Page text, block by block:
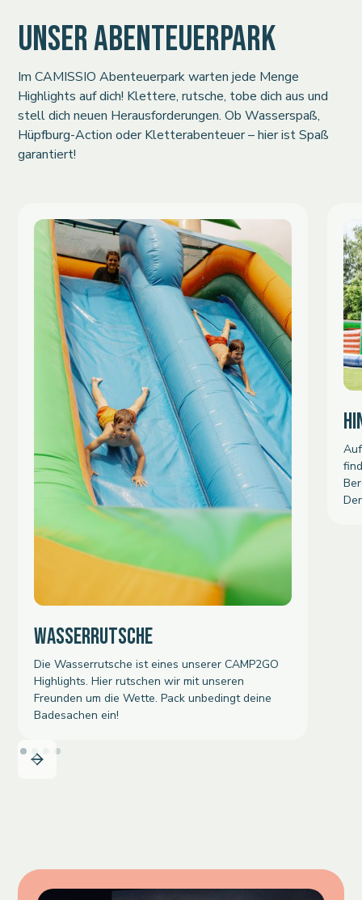
UNSER ABENTEUERPARK
Im CAMISSIO Abenteuerpark warten jede Menge
Highlights auf dich! Klettere, rutsche, tobe dich aus und
stell dich neuen Herausforderungen. Ob Wasserspaß,
Hüpfburg-Action oder Kletterabenteuer – hier ist Spaß
garantiert!
WASSERRUTSCHE
Die Wasserrutsche ist eines unserer CAMP2GO
Highlights. Hier rutschen wir mit unseren
Freunden um die Wette. Pack unbedingt deine
Badesachen ein!